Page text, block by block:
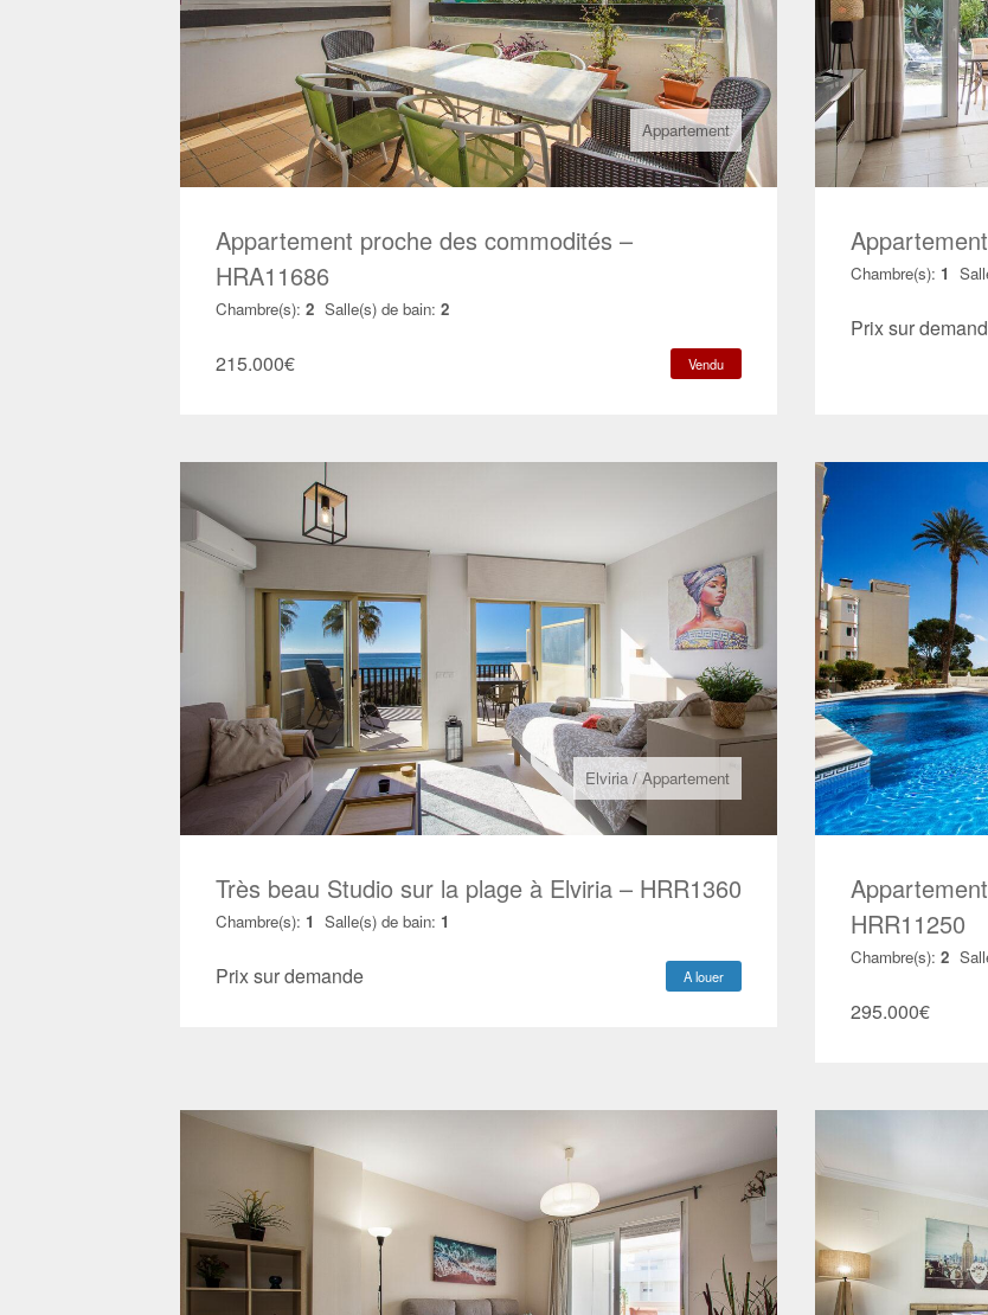
Appartement
Appartement proche des commodités –
HRA11686
Chambre(s): 2 Salle(s) de bain: 2
215.000€ Vendu
Chambre(s): 1
Prix sur
Elviria/Appartement
Très beau Studio sur la plage à Elviria – HRR1360
Chambre(s): 1 Salle(s) de bain: 1
Prix sur demande A louer
HRR11250
Chambre(s): 2
295.000€